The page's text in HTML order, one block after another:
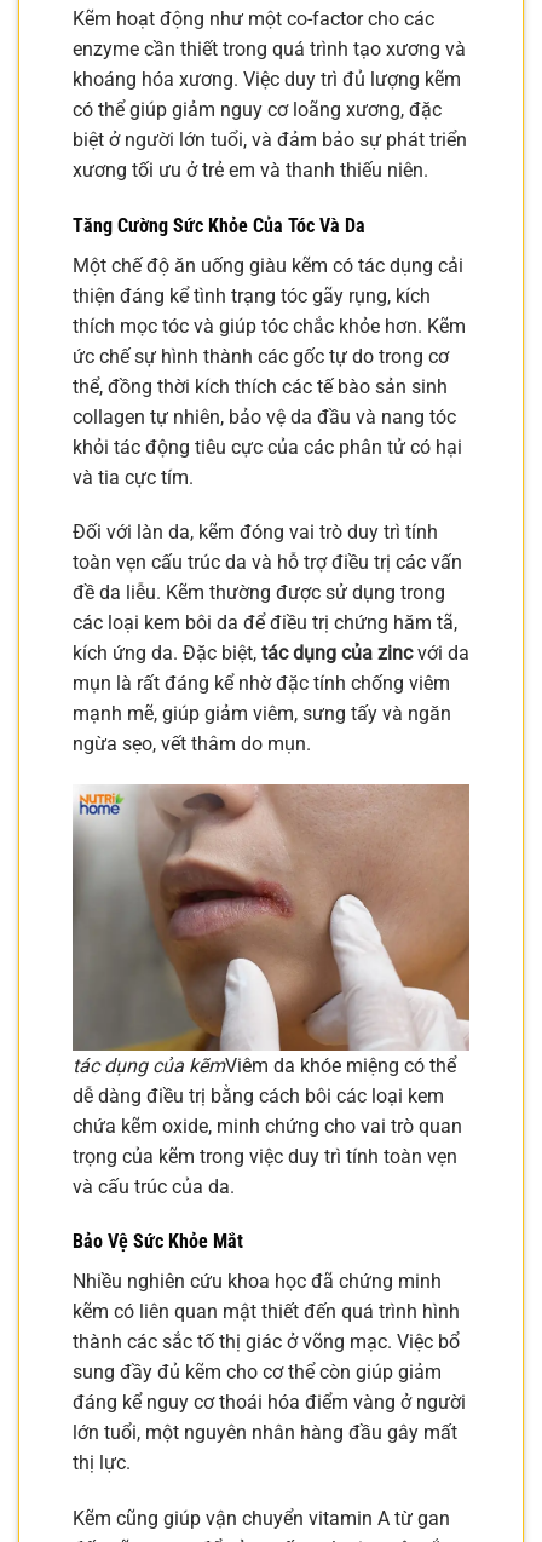
Kẽm hoạt động như một co-factor cho các
enzyme cần thiết trong quá trình tạo xương và
khoáng hóa xương. Việc duy trì đủ lượng kẽm
có thể giúp giảm nguy cơ loãng xương, đặc
biệt ở người lớn tuổi, và đảm bảo sự phát triển
xương tối ưu ở trẻ em và thanh thiếu niên.
Tăng Cường Sức Khỏe Của Tóc Và Da
Một chế độ ăn uống giàu kẽm có tác dụng cải
thiện đáng kể tình trạng tóc gãy rụng, kích
thích mọc tóc và giúp tóc chắc khỏe hơn. Kẽm
ức chế sự hình thành các gốc tự do trong cơ
thể, đồng thời kích thích các tế bào sản sinh
collagen tự nhiên, bảo vệ da đầu và nang tóc
khỏi tác động tiêu cực của các phân tử có hại
và tia cực tím.
Đối với làn da, kẽm đóng vai trò duy trì tính
toàn vẹn cấu trúc da và hỗ trợ điều trị các vấn
đề da liễu. Kẽm thường được sử dụng trong
các loại kem bôi da để điều trị chứng hăm tã,
kích ứng da. Đặc biệt, tác dụng của zincvới da
mụn là rất đáng kể nhờ đặc tính chống viêm
mạnh mẽ, giúp giảm viêm, sưng tấy và ngăn
ngừa sẹo, vết thâm do mụn.
tác dụng của kẽmViêm da khóe miệng có thể
dễ dàng điều trị bằng cách bôi các loại kem
chứa kẽm oxide, minh chứng cho vai trò quan
trọng của kẽm trong việc duy trì tính toàn vẹn
và cấu trúc của da.
Bảo Vệ Sức Khỏe Mắt
Nhiều nghiên cứu khoa học đã chứng minh
kẽm có liên quan mật thiết đến quá trình hình
thành các sắc tố thị giác ở võng mạc. Việc bổ
sung đầy đủ kẽm cho cơ thể còn giúp giảm
đáng kể nguy cơ thoái hóa điểm vàng ở người
lớn tuổi, một nguyên nhân hàng đầu gây mất
thị lực.
Kẽm cũng giúp vận chuyển vitamin A từ gan